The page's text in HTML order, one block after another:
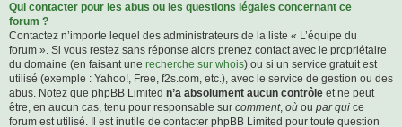
Qui contacter pour les abus ou les questions légales concernant ce
forum ?
Contactez n’importe lequel des administrateurs de la liste « L’équipe du
forum ». Si vous restez sans réponse alors prenez contact avec le propriétaire
du domaine (en faisant une recherche sur whois) ou si un service gratuit est
utilisé (exemple : Yahoo!, Free, f2s.com, etc.), avec le service de gestion ou des
abus. Notez que phpBB Limited n’a absolument aucun contrôle et ne peut
être, en aucun cas, tenu pour responsable sur comment, où ou par qui ce
forum est utilisé. Il est inutile de contacter phpBB Limited pour toute question